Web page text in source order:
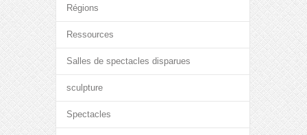
Régions
Ressources
Salles de spectacles disparues
sculpture
Spectacles